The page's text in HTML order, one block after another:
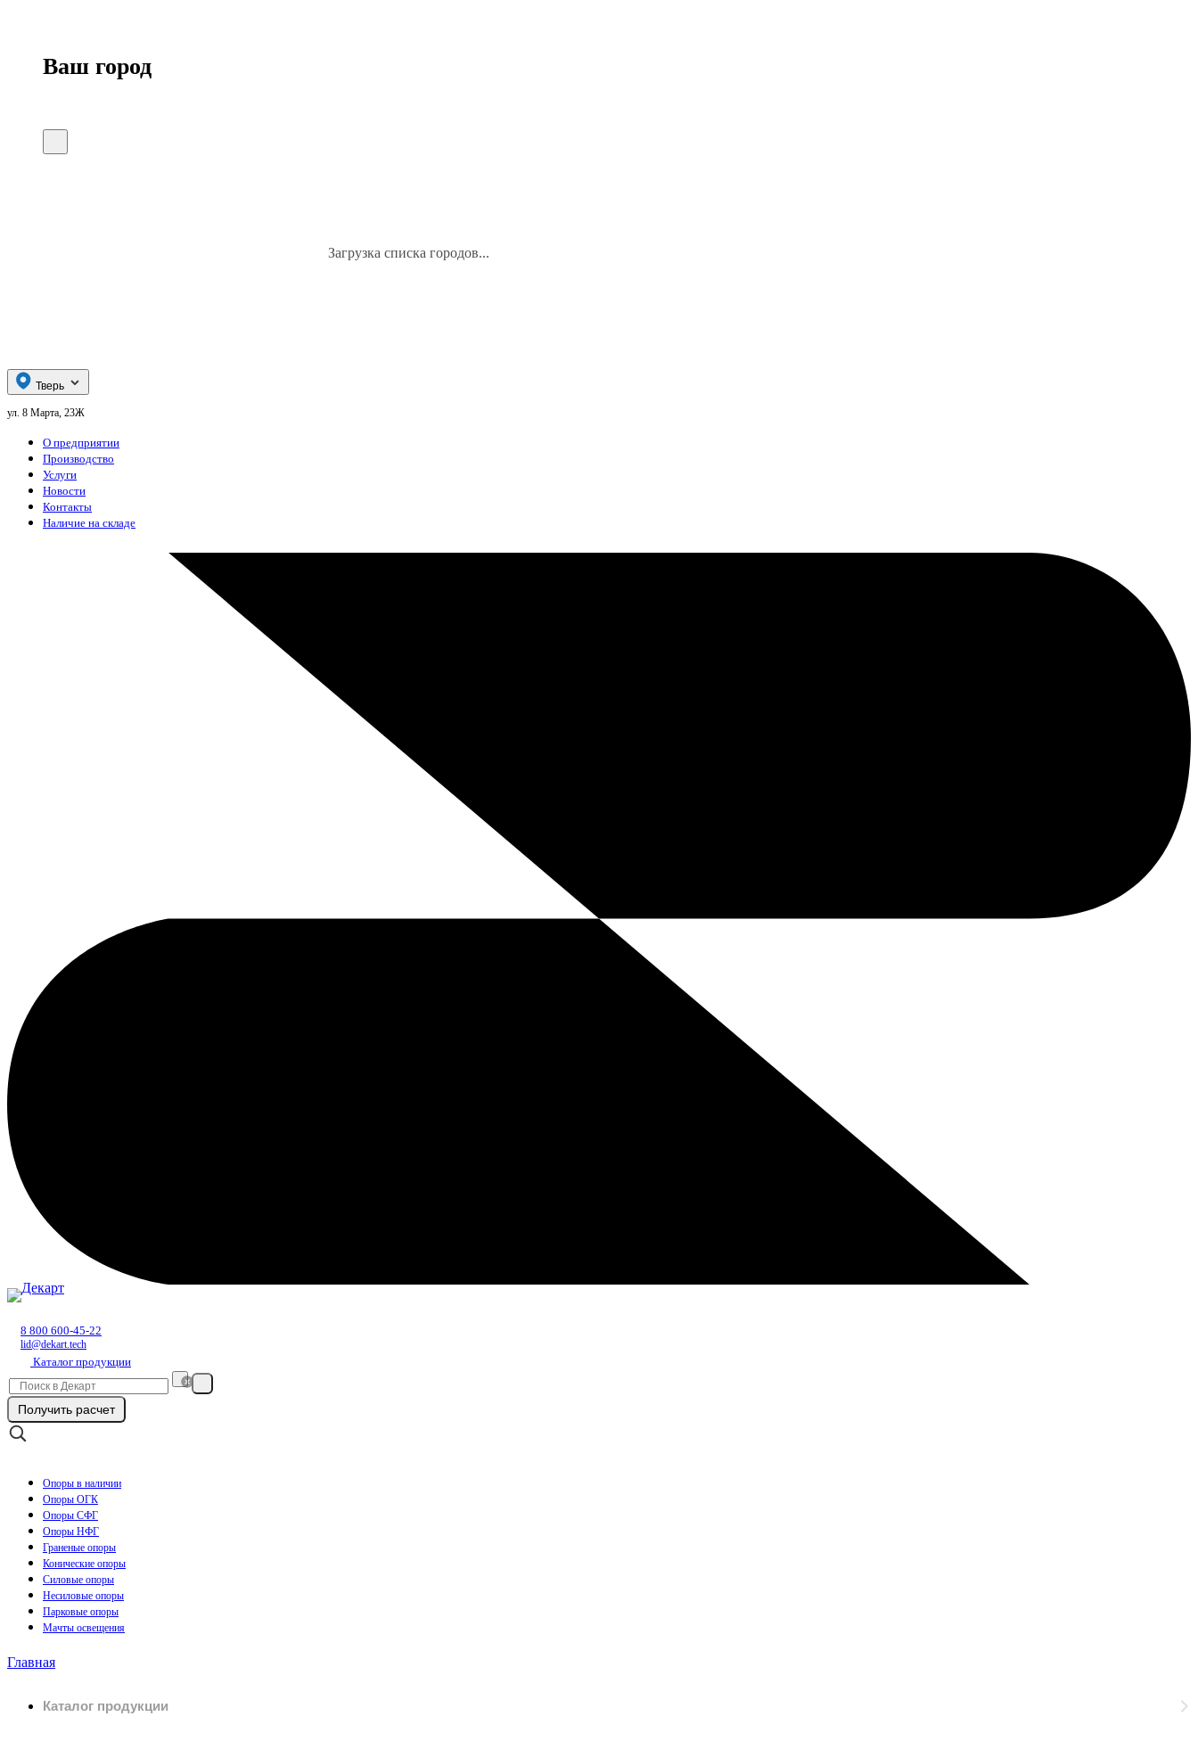
Ваш город
Загрузка списка городов...
Тверь
ул. 8 Марта, 23Ж
О предприятии
Производство
Услуги
Новости
Контакты
Наличие на складе
8 800 600-45-22
lid@dekart.tech
Каталог продукции
Получить расчет
Опоры в наличии
Опоры ОГК
Опоры СФГ
Опоры НФГ
Граненые опоры
Конические опоры
Силовые опоры
Несиловые опоры
Парковые опоры
Мачты освещения
Главная
Каталог продукции